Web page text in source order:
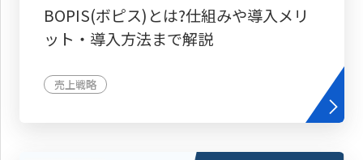
BOPIS(ボピス)とは?仕組みや導入メリ
ット・導入方法まで解説
売上戦略